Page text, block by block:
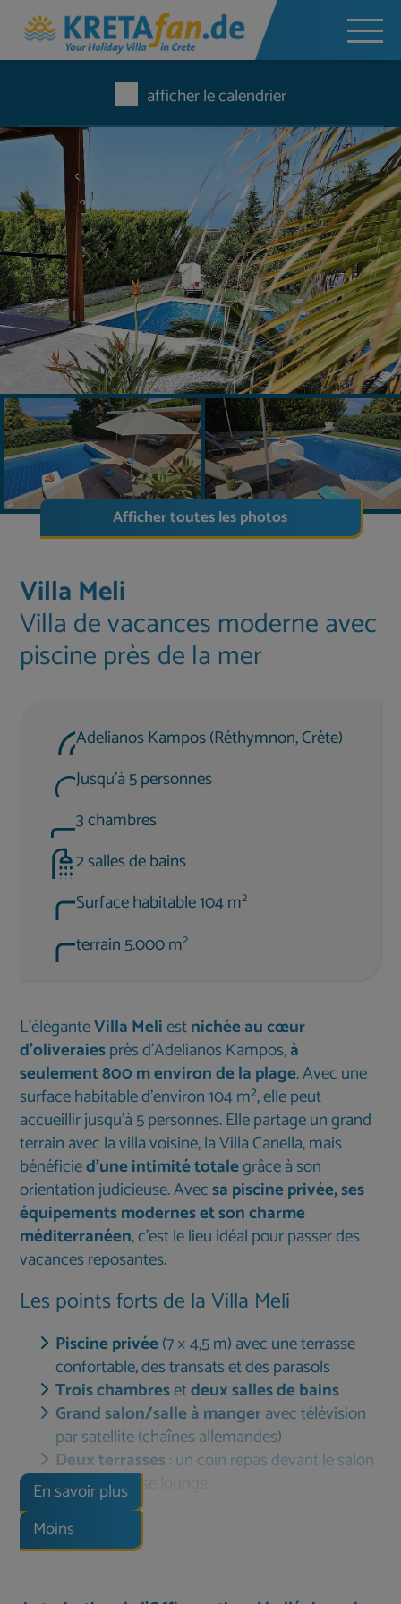
Afficher toutes les photos
afficher le calendrier
Faire une demande sans engagement
Villa Meli
Villa de vacances moderne avec
piscine près de la mer
Adelianos Kampos (Réthymnon, Crète)
Jusqu'à 5 personnes
3 chambres
2 salles de bains
Surface habitable 104 m2
terrain 5.000 m2
L'éléganteVilla Meliestnichée au cœur
d'oliveraiesprès d'Adelianos Kampos,à
seulement 800 m environ de la plage. Avec une
surface habitable d'environ 104 m², elle peut
accueillir jusqu'à 5 personnes. Elle partage un grand
terrain avec la villa voisine, la Villa Canella, mais
bénéficied'une intimité totalegrâce à son
orientation judicieuse. Avecsa piscine privée, ses
équipements modernes et son charme
méditerranéen, c'est le lieu idéal pour passer des
vacances reposantes.
Les points forts de la Villa Meli
Piscine privée(7 × 4,5 m) avec une terrasse
confortable, des transats et des parasols
Trois chambresetdeux salles de bains
Grand salon/salle à mangeravec télévision
par satellite (chaînes allemandes)
Deux terrasses: un coin repas devant le salon
et une terrasse lounge
Wi-Fi
(aucune limite de volume imposée par
nos soins)
Proche de la mer
En savoir plus
Moins